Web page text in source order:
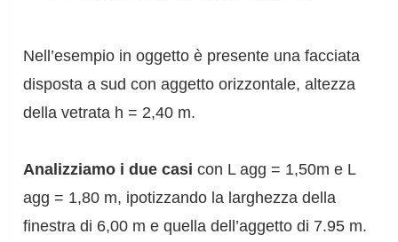
Nell’esempio in oggetto è presente una facciata
disposta a sud con aggetto orizzontale, altezza
della vetrata h = 2,40 m.
Analizziamo i due casi con L agg = 1,50m e L
agg = 1,80 m, ipotizzando la larghezza della
finestra di 6,00 m e quella dell’aggetto di 7.95 m.